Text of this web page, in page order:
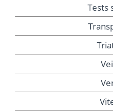
Tests